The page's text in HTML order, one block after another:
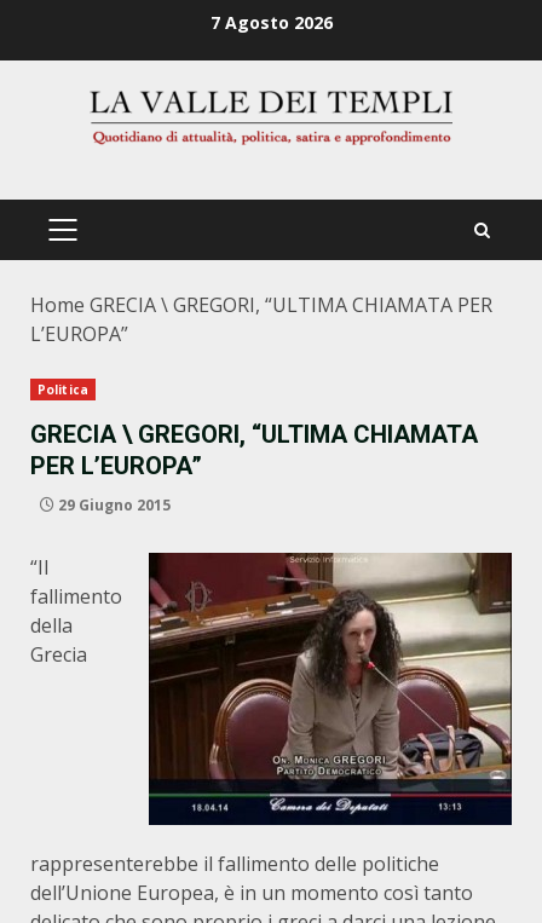
7 Agosto 2026
PRIMÄRES
Home GRECIA \ GREGORI, “ULTIMA CHIAMATA PER
L’EUROPA”
Politica
GRECIA \ GREGORI, “ULTIMA CHIAMATA
PER L’EUROPA”
29 Giugno 2015
“Il
fallimento
della
Grecia
rappresenterebbe il fallimento delle politiche
dell’Unione Europea, è in un momento così tanto